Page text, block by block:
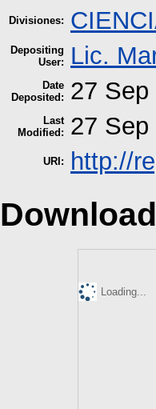
Divisiones:
Depositing
User:
Lic.
Date
Deposited:
27 Sep
Last
Modified:
27 Sep
URI: http://
Loading...